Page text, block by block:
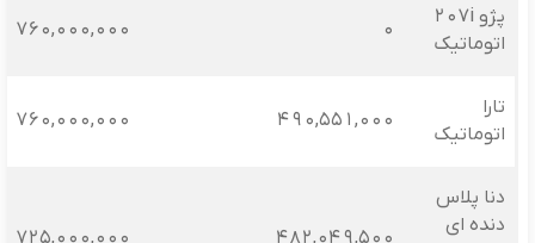
پژو 207i
اتوماتیک
0
760,000,000
تارا
اتوماتیک
490,551,000
760,000,000
دنا پلاس
دنده ای
482,049,500
725,000,000